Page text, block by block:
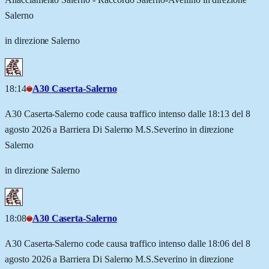
Salerno
in direzione Salerno
18:14 A30 Caserta-Salerno
A30 Caserta-Salerno code causa traffico intenso dalle 18:13 del 8
agosto 2026 a Barriera Di Salerno M.S.Severino in direzione
Salerno
in direzione Salerno
18:08 A30 Caserta-Salerno
A30 Caserta-Salerno code causa traffico intenso dalle 18:06 del 8
agosto 2026 a Barriera Di Salerno M.S.Severino in direzione